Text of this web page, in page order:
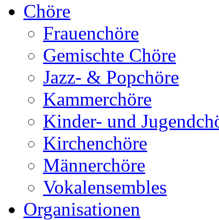
Chöre
Frauenchöre
Gemischte Chöre
Jazz- & Popchöre
Kammerchöre
Kinder- und
Kirchenchöre
Männerchöre
Vokalensembles
Organisationen